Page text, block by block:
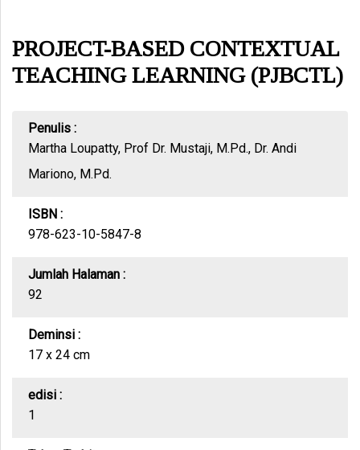
PROJECT-BASED CONTEXTUAL
TEACHING LEARNING (PJBCTL)
Penulis :
Martha Loupatty, Prof Dr. Mustaji, M.Pd., Dr. Andi
Mariono, M.Pd.
ISBN :
978-623-10-5847-8
Jumlah Halaman :
92
Deminsi :
17 x 24 cm
edisi :
1